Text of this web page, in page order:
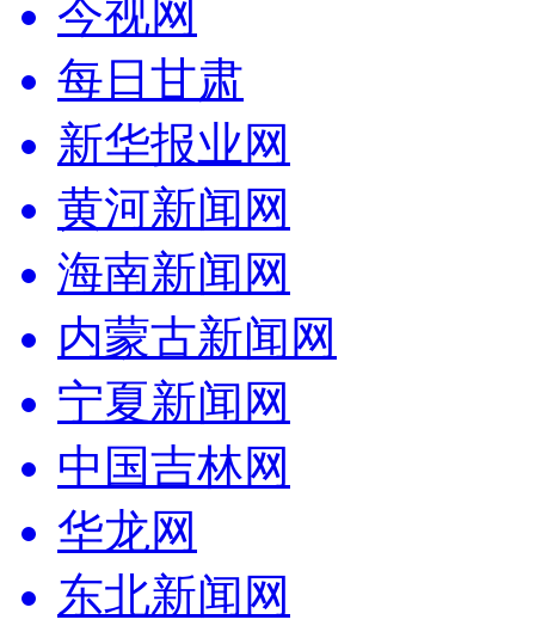
今视网
每日甘肃
新华报业网
黄河新闻网
海南新闻网
内蒙古新闻网
宁夏新闻网
中国吉林网
华龙网
东北新闻网